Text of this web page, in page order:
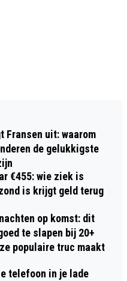
Fransen uit: waarom
de gelukkigste
€455: wie ziek is
is krijgt geld terug
op komst: dit
te slapen bij 20+
populaire truc maakt
telefoon in je lade